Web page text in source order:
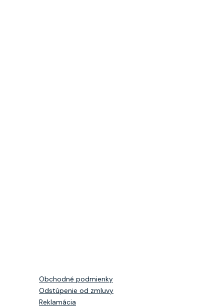
Obchodné podmienky
Odstúpenie od zmluvy
Reklamácia